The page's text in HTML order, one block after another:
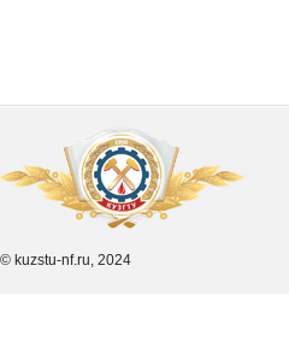
© kuzstu-nf.ru, 2024